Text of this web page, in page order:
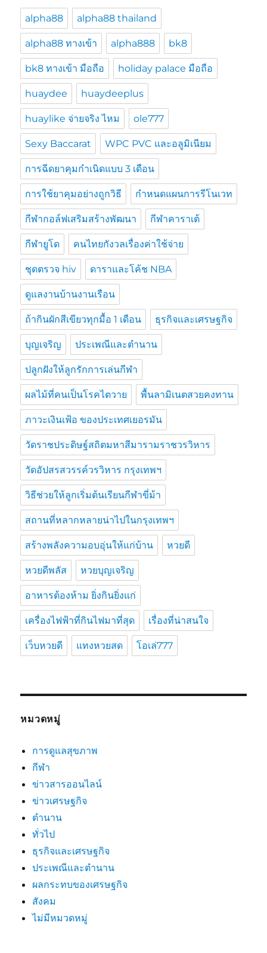
alpha88 alpha88 thailand
alpha88 ทางเข้า alpha888 bk8
bk8 ทางเข้า มือถือ holiday palace มือถือ
huaydee huaydeeplus
huaylike จ่ายจริง ไหม ole777
Sexy Baccarat WPC PVC และอลูมิเนียม
การฉีดยาคุมกำเนิดแบบ 3 เดือน
การใช้ยาคุมอย่างถูกวิธี กำหนดแผนการรีโนเวท
กีฬากอล์ฟเสริมสร้างพัฒนา กีฬาคาราเต้
กีฬายูโด คนไทยกังวลเรื่องค่าใช้จ่าย
ชุดตรวจ hiv ดาราและโค้ช NBA
ดูแลงานบ้านงานเรือน
ถ้ากินผักสีเขียวทุกมื้อ 1 เดือน ธุรกิจและเศรษฐกิจ
บุญเจริญ ประเพณีและตำนาน
ปลูกฝังให้ลูกรักการเล่นกีฬา
ผลไม้ที่คนเป็นโรคไตวาย พื้นลามิเนตสวยคงทาน
ภาวะเงินเฟ้อ ของประเทศเยอรมัน
วัดราชประดิษฐ์สถิตมหาสีมารามราชวรวิหาร
วัดอัปสรสวรรค์วรวิหาร กรุงเทพฯ
วิธีช่วยให้ลูกเริ่มต้นเรียนกีฬาขี่ม้า
สถานที่หลากหลายน่าไปในกรุงเทพฯ
สร้างพลังความอบอุ่นให้แก่บ้าน หวยดี
หวยดีพลัส หวยบุญเจริญ
อาหารต้องห้าม ยิ่งกินยิ่งแก่
เครื่องไฟฟ้าที่กินไฟมาที่สุด เรื่องที่น่าสนใจ
เว็บหวยดี แทงหวยสด โอเล่777
หมวดหมู่
การดูแลสุขภาพ
กีฬา
ข่าวสารออนไลน์
ข่าวเศรษฐกิจ
ตำนาน
ทั่วไป
ธุรกิจและเศรษฐกิจ
ประเพณีและตำนาน
ผลกระทบของเศรษฐกิจ
สังคม
ไม่มีหมวดหมู่